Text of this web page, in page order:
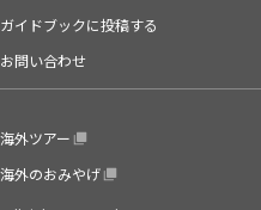
ガイドブックに投稿する
お問い合わせ
海外ツアー
海外のおみやげ